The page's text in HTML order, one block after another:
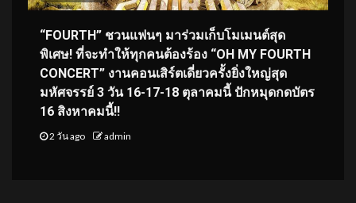
“FOURTH” ชวนแฟนๆ มาร่วมเก็บโมเมนต์สุด
พิเศษ! ที่จะทำให้ทุกคนต้องร้อง “OH MY FOURTH
CONCERT” งานคอนเสิร์ตเดี่ยวครั้งยิ่งใหญ่สุด
มหัศจรรย์ 3 วัน 16-17-18 ตุลาคมนี้ ปักหมุดกดบัตร
16 สิงหาคมนี้!!
2 วัน ago admin